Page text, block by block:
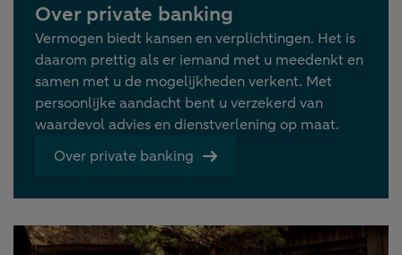
Over private banking
Vermogen biedt kansen en verplichtingen. Het is
daarom prettig als er iemand met u meedenkt en
samen met u de mogelijkheden verkent. Met
persoonlijke aandacht bent u verzekerd van
waardevol advies en dienstverlening op maat.
Over private banking